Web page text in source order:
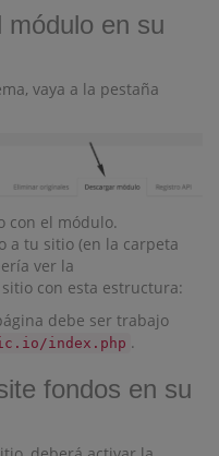
módulo en su
vaya a la pestaña
con el módulo.
a tu sitio (en la carpeta
ver la
con esta estructura:
debe ser trabajo
index.php .
fondos en su